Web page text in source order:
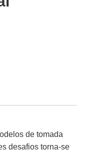
de tomada
desafios torna-se